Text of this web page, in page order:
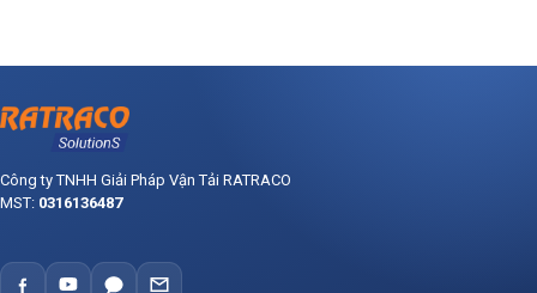
Công ty TNHH Giải Pháp Vận Tải RATRACO
MST: 0316136487